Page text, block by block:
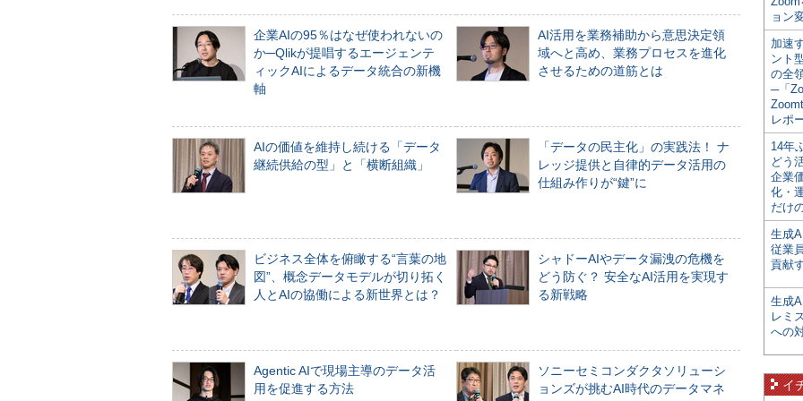
企業AIの95％はなぜ使われないの
か─Qlikが提唱するエージェンテ
ィックAIによるデータ統合の新機
軸
AI活用を業務補助から意思決定領
域へと高め、業務プロセスを進化
させるための道筋とは
AIの価値を維持し続ける「データ
継続供給の型」と「横断組織」
「データの民主化」の実践法！ ナ
レッジ提供と自律的データ活用の
仕組み作りが“鍵”に
ビジネス全体を俯瞰する“言葉の地
図”、概念データモデルが切り拓く
人とAIの協働による新世界とは？
シャドーAIやデータ漏洩の危機を
どう防ぐ？ 安全なAI活用を実現す
る新戦略
Agentic AIで現場主導のデータ活
用を促進する方法
ソニーセミコンダクタソリューシ
ョンズが挑むAI時代のデータマネ
ョン
加速
ント
の全
─「
レポ
14年
どう
企業
化・
だけ
生成
従業
貢献
生成
レミ
への
イ